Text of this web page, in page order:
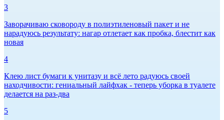
3
Заворачиваю сковороду в полиэтиленовый пакет и не
нарадуюсь результату: нагар отлетает как пробка, блестит как
новая
4
Клею лист бумаги к унитазу и всё лето радуюсь своей
находчивости: гениальный лайфхак - теперь уборка в туалете
делается на раз-два
5